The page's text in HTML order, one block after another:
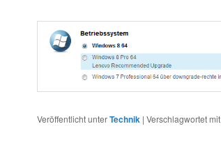
Veröffentlicht unterTechnik | Verschlagwortet mit